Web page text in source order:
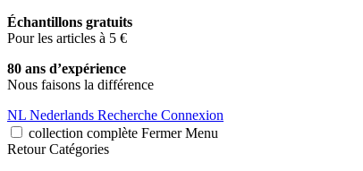
Échantillons gratuits
Pour les articles à 5 €
80 ans d’expérience
Nous faisons la différence
NL Nederlands Recherche Connexion
collection complète Fermer Menu
Retour Catégories